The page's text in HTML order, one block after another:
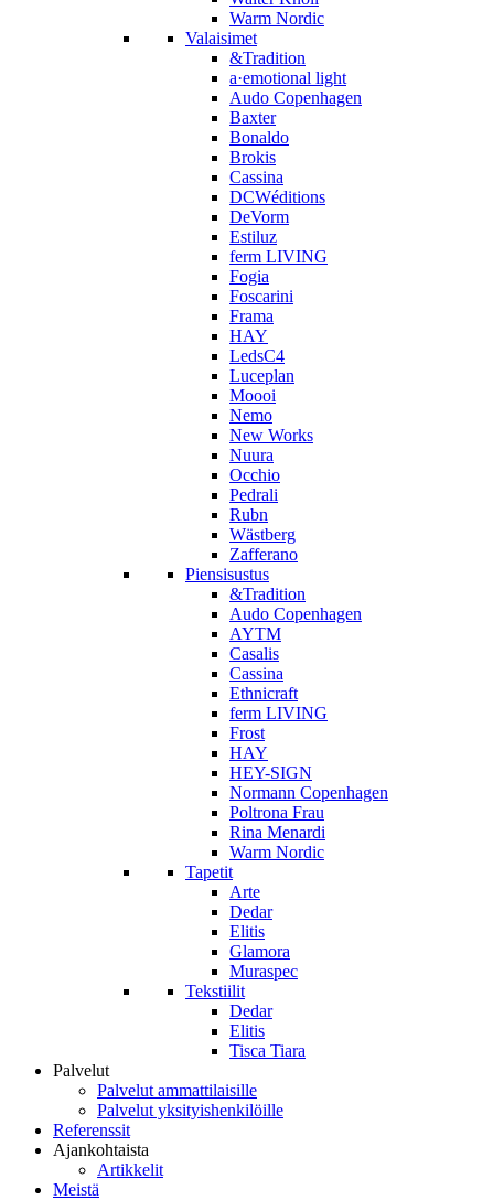
Warm Nordic
Valaisimet
&Tradition
a·emotional light
Audo Copenhagen
Baxter
Bonaldo
Brokis
Cassina
DCWéditions
DeVorm
Estiluz
ferm LIVING
Fogia
Foscarini
Frama
HAY
LedsC4
Luceplan
Moooi
Nemo
New Works
Nuura
Occhio
Pedrali
Rubn
Wästberg
Zafferano
Piensisustus
&Tradition
Audo Copenhagen
AYTM
Casalis
Cassina
Ethnicraft
ferm LIVING
Frost
HAY
HEY-SIGN
Normann Copenhagen
Poltrona Frau
Rina Menardi
Warm Nordic
Tapetit
Arte
Dedar
Elitis
Glamora
Muraspec
Tekstiilit
Dedar
Elitis
Tisca Tiara
Palvelut
Palvelut ammattilaisille
Palvelut yksityishenkilöille
Referenssit
Ajankohtaista
Artikkelit
Meistä